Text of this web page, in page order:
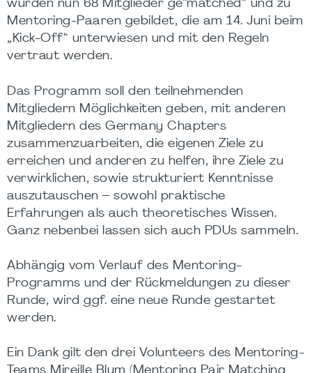
wurden nun 68 Mitglieder ge“matched“ und zu
Mentoring-Paaren gebildet, die am 14. Juni beim
„Kick-Off“ unterwiesen und mit den Regeln
vertraut werden.
Das Programm soll den teilnehmenden
Mitgliedern Möglichkeiten geben, mit anderen
Mitgliedern des Germany Chapters
zusammenzuarbeiten, die eigenen Ziele zu
erreichen und anderen zu helfen, ihre Ziele zu
verwirklichen, sowie strukturiert Kenntnisse
auszutauschen – sowohl praktische
Erfahrungen als auch theoretisches Wissen.
Ganz nebenbei lassen sich auch PDUs sammeln.
Abhängig vom Verlauf des Mentoring-
Programms und der Rückmeldungen zu dieser
Runde, wird ggf. eine neue Runde gestartet
werden.
Ein Dank gilt den drei Volunteers des Mentoring-
Teams Mireille Blum (Mentoring Pair Matching